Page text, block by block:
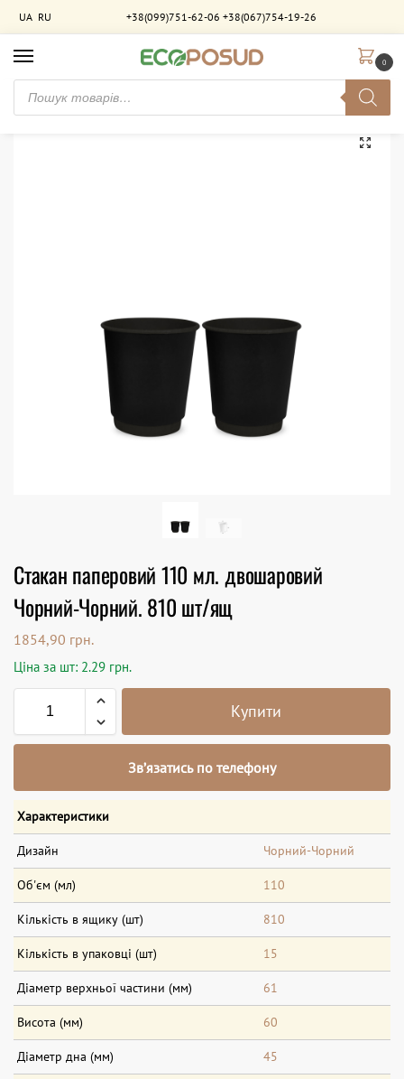
UA RU +38(099)751-62-06 +38(067)754-19-26
0
Головна / Стакани паперові Стакан паперовий 110 мл. двошаровий Чорний-Чорний. 810 шт/ящ
Стакан паперовий 110 мл. двошаровий
Чорний-Чорний. 810 шт/ящ
1854,90 грн.
Ціна за шт: 2.29 грн.
Купити
Зв’язатись по телефону
Характеристики
Дизайн Чорний-Чорний
Об'єм (мл) 110
Кількість в ящику (шт) 810
Кількість в упаковці (шт) 15
Діаметр верхньої частини (мм) 61
Висота (мм) 60
Діаметр дна (мм) 45